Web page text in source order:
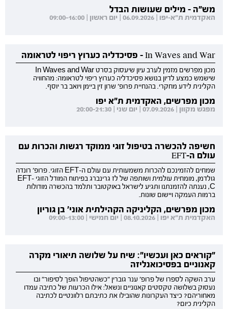
מש"ה - מילים שעושות הבדל
האקדמית ת"א-יפו | 06.09.2026 | יום ראשון | 09:00-16:00
In Waves and War - פסיכדליה כערוץ ריפוי לטראומה
מכון מפרשים מזמין לערב עיון שיעסוק בסרט In Waves and War
שישמש כמצע לדיון בנושא פסיכדליה כערוץ ריפוי לטראומה: מהחוויה
הקלינית לידע מחקרי. בהנחיית פרופ' שרון זין ביימן ויואב בר יוסף.
מכון מפרשים, האקדמית ת"א יפו
מפגש מקוון | 07.09.2026 | יום שני | 20:00-21:30
חשיפה להכשרה בטיפול זוגי ממוקד רגשות והכרות עם
עולם ה-EFT
שמחים להזמינכם להכרות משמעותית עם עולם ה-EFT הזוגי. פרופ' רונדה
גולדמן, מומחית עולמית ושותפה של לז גרינברג בפיתוח המודל הזוגי EFT-
C, נענתה להזמנתנו ותגיע לישראל באוקטובר ותלמד בהכשרה מודולות
ברמות העמקה ויישום שונות.
מכון מפרשים, הקליניקה הקהילתית אוני' בן גוריון
האקדמית ת"א יפו | 08.10.2026 | יום חמישי | 09:00-13:00
"קוראים כאן ועכשיו": שיח על שלושה תיאורי מקרה
קאנוניים בפסיכואנליזה
ערב השקה לספרו של פרופ' ענר גוברין "כשהטיפול הופך לסיפור" ובו
נעסוק בשלושה טקסטים קאנוניים ונשאל: אילו הכרעות של כתיבה עמדו
מאחוריהם? כיצד העקרונות שהובילו את כתיבתם רלוונטיים לכתיבה
הקלינית כיום?